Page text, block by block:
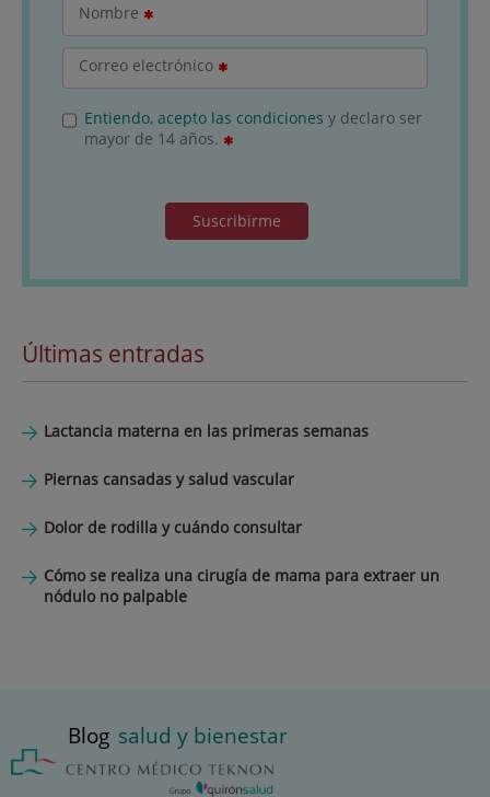
Nombre
Correo electrónico
Entiendo, acepto las condiciones y declaro ser
mayor de 14 años.
Suscribirme
Últimas entradas
Lactancia materna en las primeras semanas
Piernas cansadas y salud vascular
Dolor de rodilla y cuándo consultar
Cómo se realiza una cirugía de mama para extraer un
nódulo no palpable
Blog salud y bienestar